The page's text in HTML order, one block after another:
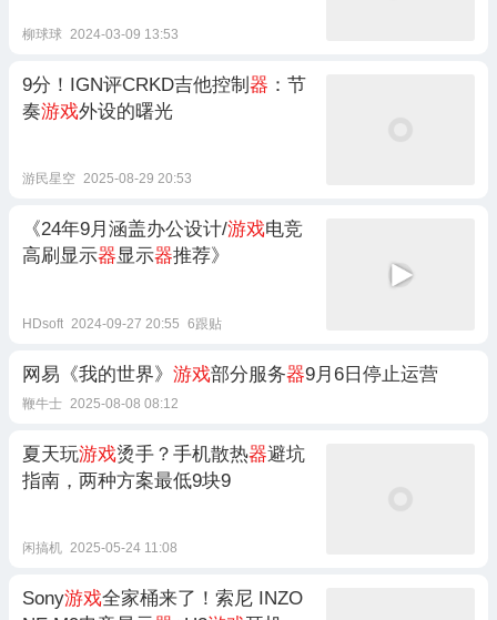
柳球球 2024-03-09 13:53
9分！IGN评CRKD吉他控制 器 ：节
奏游戏外设的曙光
游民星空 2025-08-29 20:53
《24年9月涵盖办公设计/游戏电竞
高刷显示器显示器推荐》
HDsoft 2024-09-27 20:55 6跟贴
网易《我的世界》 游戏部分服务器9月6日停止运营
鞭牛士 2025-08-08 08:12
夏天玩游戏烫手？手机散热器避坑
指南，两种方案最低9块9
闲搞机 2025-05-24 11:08
Sony游戏全家桶来了！索尼 INZO